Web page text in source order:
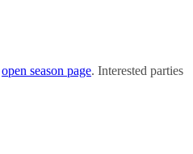
open season page. Interested parties